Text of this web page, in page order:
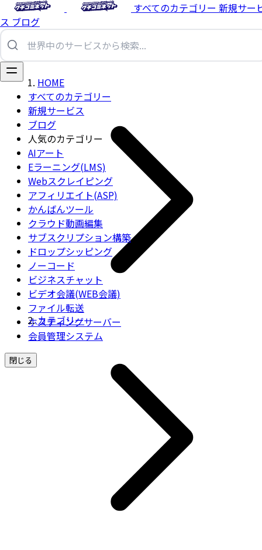
すべてのカテゴリー 新規サー
ス ブログ
すべてのカテゴリー
新規サービス
ブログ
人気のカテゴリー
AIアート
Eラーニング(LMS)
Webスクレイピング
アフィリエイト(ASP)
かんばんツール
クラウド動画編集
サブスクリプション構築
ドロップシッピング
ノーコード
ビジネスチャット
ビデオ会議(WEB会議)
ファイル転送
ホスティングサーバー
会員管理システム
閉じる
HOME
カテゴリー